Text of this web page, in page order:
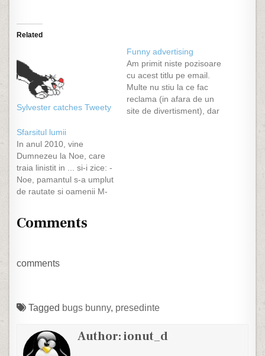
Related
Sylvester catches Tweety
Funny advertising
Am primit niste pozisoare
cu acest titlu pe email.
Multe nu stiu la ce fac
reclama (in afara de un
site de divertisment), dar
Sfarsitul lumii
In anul 2010, vine
Dumnezeu la Noe, care
traia linistit in ... si-i zice: -
Noe, pamantul s-a umplut
de rautate si oamenii M-
pentru ca Potopul va veni
mascul si femela. Ai la…
Comments
comments
Tagged bugs bunny, presedinte
Author:ionut_d